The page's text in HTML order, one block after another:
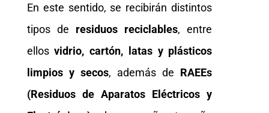
En este sentido, se recibirán distintos
tipos de residuos reciclables, entre
ellosvidrio, cartón, latas y plásticos
limpios y secos, además de RAEEs
(Residuos de Aparatos Eléctricos y